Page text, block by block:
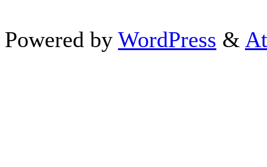
Powered by WordPress &